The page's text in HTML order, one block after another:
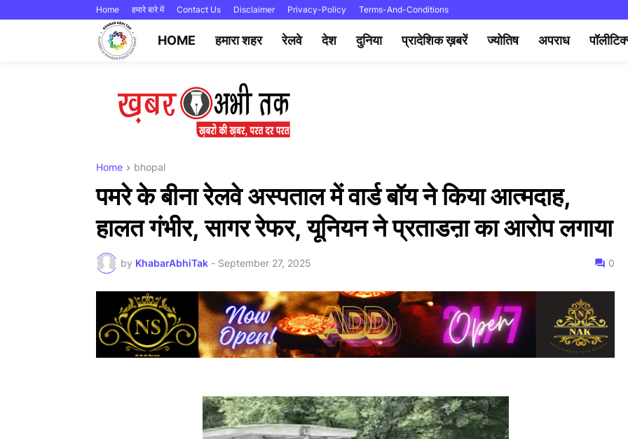
Home हमारे बारे में Contact Us Disclaimer Privacy-Policy Terms-And-Conditions
HOME हमारा शहर रेलवे देश दुनिया प्रादेशिक ख़बरें ज्योतिष अपराध
Home bhopal
पमरे के बीना रेलवे अस्पताल में वार्ड बॉय ने किया आत्मदाह,
हालत गंभीर, सागर रेफर, यूनियन ने प्रताडऩा का आरोप लगाया
by KhabarAbhiTak - September 27, 2025 0